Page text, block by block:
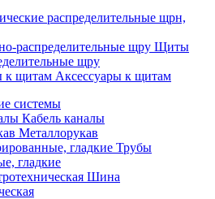
распределительные щрн,
Щиты
щру
Аксессуары к щитам
системы
Кабель каналы
Металлорукав
Трубы
гладкие
Шина